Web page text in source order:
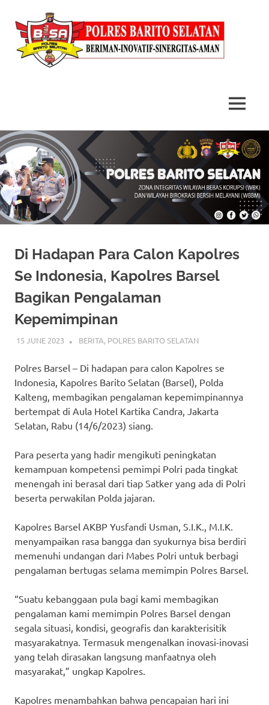
Skip
to
content
MENU
Di Hadapan Para Calon Kapolres
Se Indonesia, Kapolres Barsel
Bagikan Pengalaman
Kepemimpinan
15 JUNE 2023 ADMIN_POLRESBARSEL
BERITA, POLRES BARITO SELATAN
Polres Barsel – Di hadapan para calon Kapolres se
Indonesia, Kapolres Barito Selatan (Barsel), Polda
Kalteng, membagikan pengalaman kepemimpinannya
bertempat di Aula Hotel Kartika Candra, Jakarta
Selatan, Rabu (14/6/2023) siang.
Para peserta yang hadir mengikuti peningkatan
kemampuan kompetensi pemimpi Polri pada tingkat
menengah ini berasal dari tiap Satker yang ada di Polri
beserta perwakilan Polda jajaran.
Kapolres Barsel AKBP Yusfandi Usman, S.I.K., M.I.K.
menyampaikan rasa bangga dan syukurnya bisa berdiri
memenuhi undangan dari Mabes Polri untuk berbagi
pengalaman bertugas selama memimpin Polres Barsel.
“Suatu kebanggaan pula bagi kami membagikan
pengalaman kami memimpin Polres Barsel dengan
segala situasi, kondisi, geografis dan karakterisitik
masyarakatnya. Termasuk mengenalkan inovasi-inovasi
yang telah dirasakan langsung manfaatnya oleh
masyarakat,” ungkap Kapolres.
Kapolres menambahkan bahwa pencapaian hari ini